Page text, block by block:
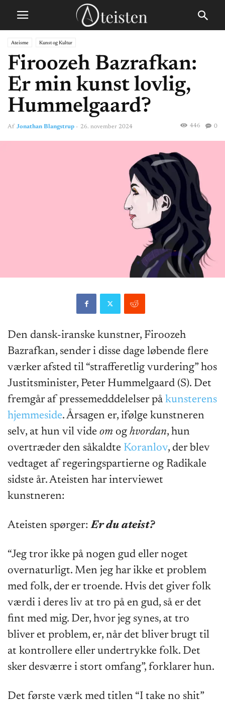
Ateisme Kunst og Kultur
Firoozeh Bazrafkan:
Er min kunst lovlig,
Hummelgaard?
Af Jonathan Blangstrup - 26. november 2024 0
446
Den dansk-iranske kunstner, Firoozeh
Bazrafkan, sender i disse dage løbende flere
værker afsted til “strafferetlig vurdering” hos
Justitsminister, Peter Hummelgaard (S). Det
fremgår af pressemedddelelser på kunsterens
hjemmeside. Årsagen er, ifølge kunstneren
selv, at hun vil vide om og hvordan, hun
overtræder den såkaldte Koranlov, der blev
vedtaget af regeringspartierne og Radikale
sidste år. Ateisten har interviewet
kunstneren:
Ateisten spørger:Er du ateist?
“Jeg tror ikke på nogen gud eller noget
overnaturligt. Men jeg har ikke et problem
med folk, der er troende. Hvis det giver folk
værdi i deres liv at tro på en gud, så er det
fint med mig. Der, hvor jeg synes, at tro
bliver et problem, er, når det bliver brugt til
at kontrollere eller undertrykke folk. Det
sker desværre i stort omfang”, forklarer hun.
Det første værk med titlen “I take no shit”